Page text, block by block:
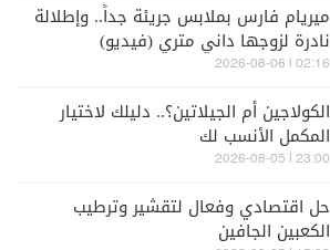
ميريام فارس بملابس جريئة جداً.. وإطلالة
نادرة لزوجها داني متري (فيديو)
02:16 | 2026-08-06
الكولاجين أم الجيلاتين؟.. دليلك لاختيار
المكمل الأنسب لك
23:00 | 2026-08-05
حل اقتصادي وفعال لتقشير وترطيب
الكعبين الجافين